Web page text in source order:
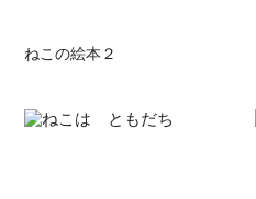
ねこの絵本２